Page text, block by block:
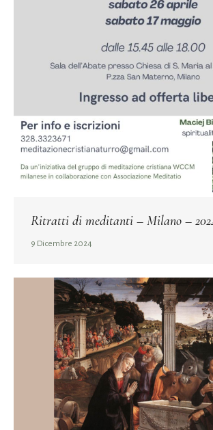
Ritratti di meditanti – Milano –
9 Dicembre 2024